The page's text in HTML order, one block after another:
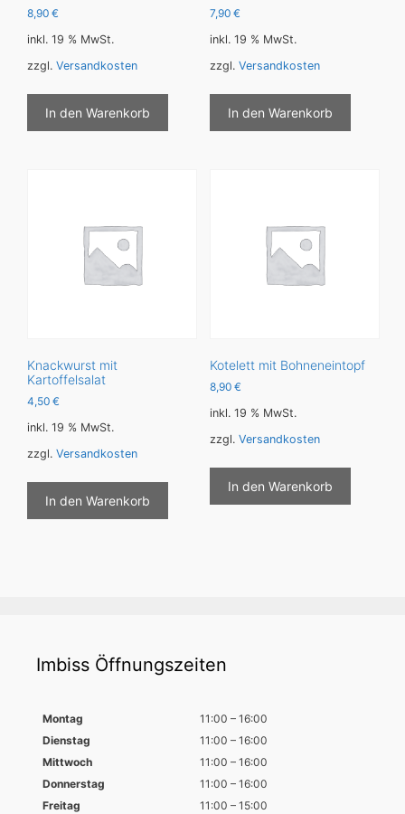
8,90 €
inkl. 19 % MwSt.
zzgl. Versandkosten
In den Warenkorb
7,90 €
inkl. 19 % MwSt.
zzgl. Versandkosten
In den Warenkorb
Knackwurst mit
Kartoffelsalat
4,50 €
inkl. 19 % MwSt.
zzgl. Versandkosten
In den Warenkorb
Kotelett mit Bohneneintopf
8,90 €
inkl. 19 % MwSt.
zzgl. Versandkosten
In den Warenkorb
Imbiss Öffnungszeiten
Montag
11:00 – 16:00
Dienstag
11:00 – 16:00
Mittwoch
11:00 – 16:00
Donnerstag
11:00 – 16:00
Freitag
11:00 – 15:00